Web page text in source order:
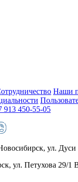
Наши
913 450-55-05
ул. Дуси
ул. Петухова 29/1